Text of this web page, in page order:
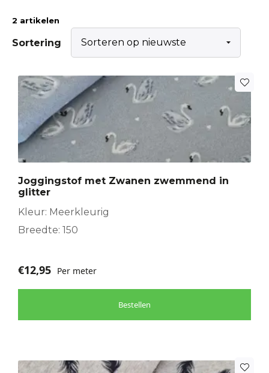
2 artikelen
Sortering
Joggingstof met Zwanen zwemmend in
glitter
Kleur: Meerkleurig
Breedte: 150
€12,95 Per meter
Bestellen